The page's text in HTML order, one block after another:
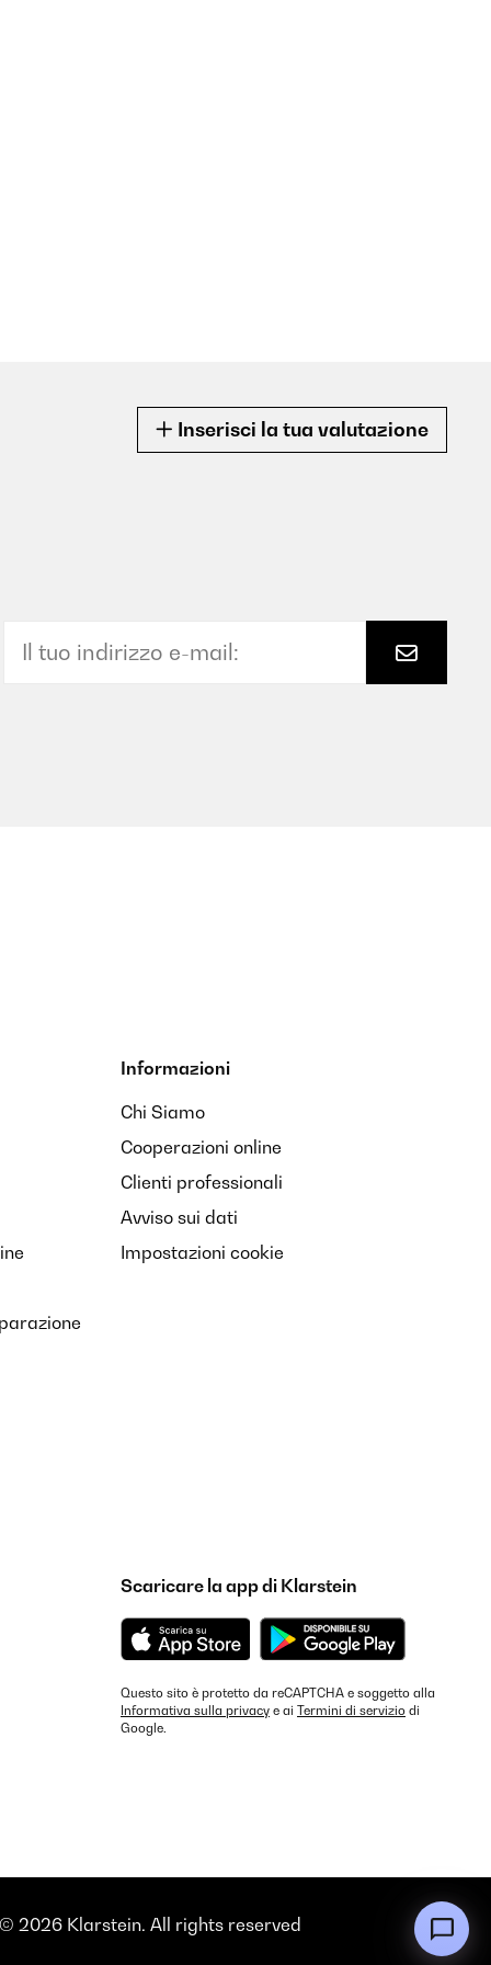
Inserisci la tua valutazione
Informazioni
Chi Siamo
Cooperazioni online
Clienti professionali
Avviso sui dati
Impostazioni cookie
Scaricare la app di Klarstein
Questo sito è protetto da reCAPTCHA e soggetto alla
Informativa sulla privacy e ai Termini di servizio di
Google.
2026 Klarstein. All rights reserved